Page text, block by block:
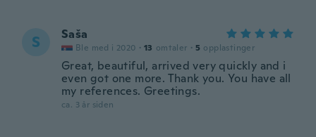
S Saša
Ble med i 2020 · 13 omtaler · 5 opplastinger
Great, beautiful, arrived very quickly and i
even got one more. Thank you. You have all
my references. Greetings.
ca. 3 år siden